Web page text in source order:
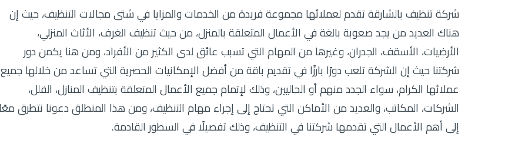
شركة تنظيف بالشارقة تقدم لعملائها مجموعة فريدة من الخدمات والمزايا في شتى مجالات التنظيف، حيث إن
هناك العديد من يجد صعوبة بالغة في الأعمال المتعلقة بالمنزل، من حيث تنظيف الغرف، الأثاث المنزلي،
الأرضيات، الأسقف، الجدران، وغيرها من المهام التي تسبب عائق لدى الكثير من الأفراد، ومن هنا يكمن دور
شركتنا حيث إن الشركة تلعب دورًا بارزًا في تقديم باقة من أفضل الإمكانيات الحصرية التي تساعد من خلالها جميع
عملائها الكرام، سواء الجدد منهم أو الحاليين، وذلك لإتمام جميع الأعمال المتعلقة بتنظيف المنازل، الفلل،
الشركات، المكاتب، والعديد من الأماكن التي تحتاج إلى إجراء مهام التنظيف، ومن هذا المنطلق دعونا نتطرق معًا
إلى أهم الأعمال التي تقدمها شركتنا في التنظيف، وذلك تفصيلًا في السطور القادمة.